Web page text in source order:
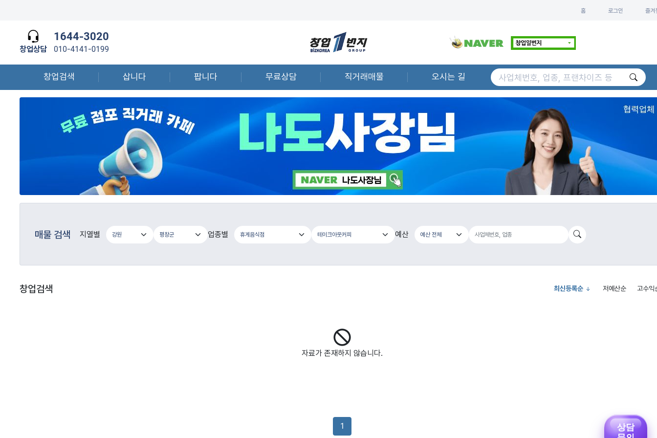
홈 로그인 즐겨
창업상담
1644-3020
010-4141-0199
창업검색 삽니다 팝니다 무료상담 직거래매물 오시는 길
매물 검색 지열별 업종별 예산
창업검색 최신등록순 저예산순 고수익
자료가 존재하지 않습니다.
1
상담